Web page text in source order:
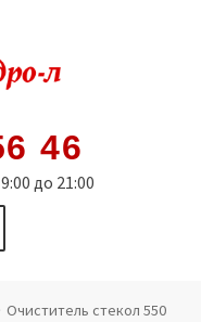
46
до 21:00
Очиститель стекол 550